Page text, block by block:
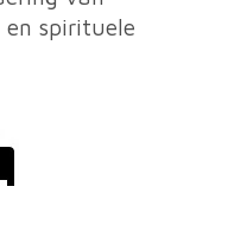
en spirituele